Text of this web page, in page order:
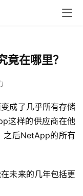
竟在哪里？
成了几乎所有存储
这样的供应商在他
之后NetApp的所有
未来的几年包括更